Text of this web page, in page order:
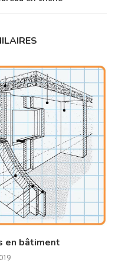
en bâtiment